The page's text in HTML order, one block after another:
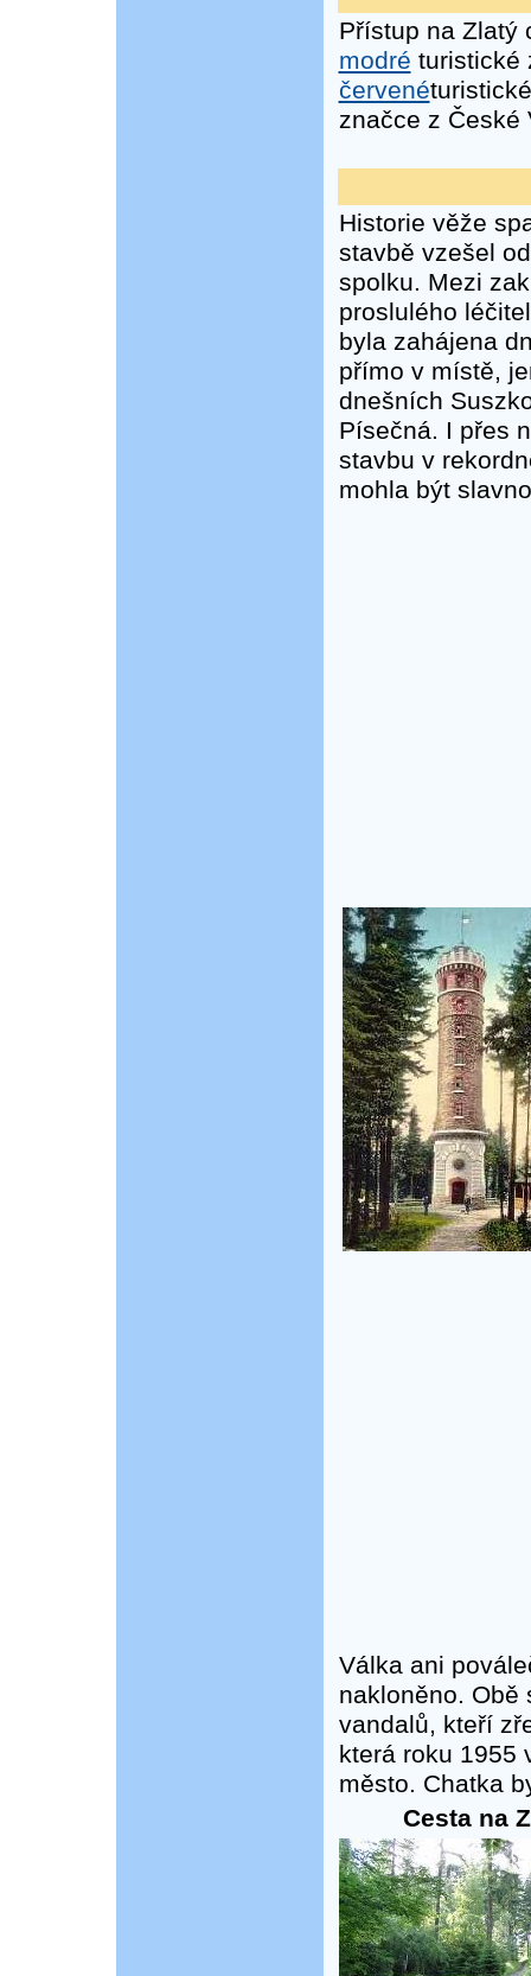
Přístup na Zlatý
modré turistické
červené
značce z České
Historie věže
stavbě vzešel
spolku. Mezi
proslulého
byla zahájena
přímo v místě,
dnešních
Písečná. I přes
stavbu v
mohla být
Válka ani
nakloněno. Obě
vandalů, kteří
která roku 1955
město. Chatka
Cesta na